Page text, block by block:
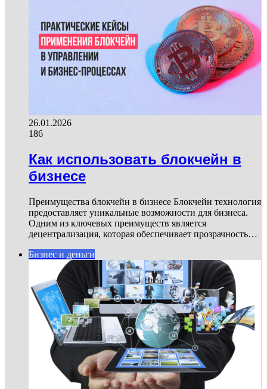
26.01.2026
186
Как использовать блокчейн в
бизнесе
Преимущества блокчейн в бизнесе Блокчейн технология
предоставляет уникальные возможности для бизнеса.
Одним из ключевых преимуществ является
децентрализация, которая обеспечивает прозрачность…
Бизнес и деньги